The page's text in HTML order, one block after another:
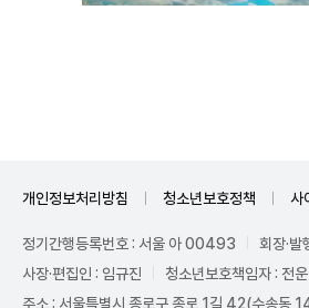
개인정보처리방침 청소년보호정책 사
정기간행등록번호 : 서울 아 00493
회장·발
사장·편집인 : 임규진
청소년보호책임자 : 전운
주소 : 서울특별시 종로구 종로 1길 42(수송동